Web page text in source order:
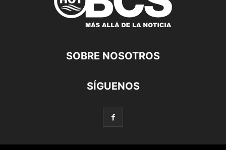
SOBRE NOSOTROS
SÍGUENOS